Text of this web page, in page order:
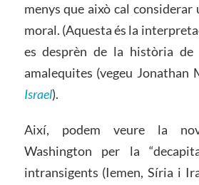
menys que això cal considerar
moral. (Aquesta és la
es desprèn de la història de
amalequites (vegeu Jonathan
Israel).
Així, podem veure la
Washington per la
intransigents (Iemen, Síria i